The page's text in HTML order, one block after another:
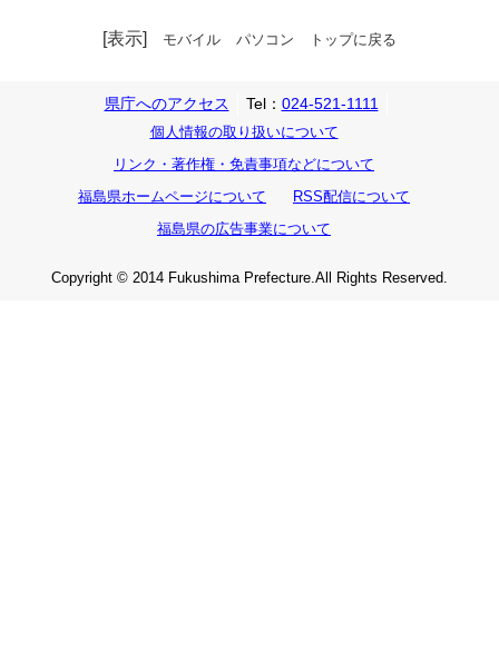
[表示] モバイル パソコン トップに戻る
県庁へのアクセス Tel： 024-521-1111
個人情報の取り扱いについて
リンク・著作権・免責事項などについて
福島県ホームページについて
RSS配信について
福島県の広告事業について
Copyright © 2014 Fukushima Prefecture.All Rights Reserved.